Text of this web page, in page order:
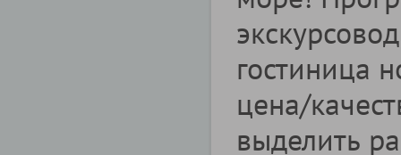
гостиница
цена/
выделить